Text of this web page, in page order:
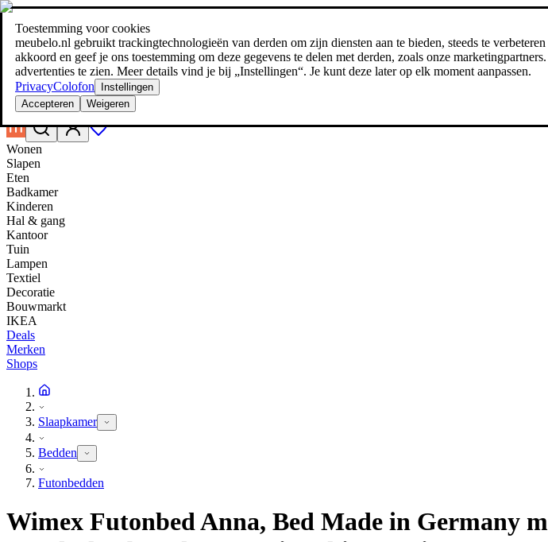
Toestemming voor cookies
meubelo.nl gebruikt trackingtechnologieën van derden om zijn diensten aan te bieden, steeds te
akkoord en geef je ons toestemming om deze gegevens te delen met derden, zoals onze
advertenties te zien. Meer details vind je bij „Instellingen“. Je kunt deze later op elk moment aanpassen.
PrivacyColofon
Instellingen
Accepteren
Weigeren
Zoeken
meubel jezelf de beste prijs!meubel jezelf de beste prijs!
Wonen
Slapen
Eten
Badkamer
Kinderen
Hal & gang
Kantoor
Tuin
Lampen
Textiel
Decoratie
Bouwmarkt
IKEA
Deals
Merken
Shops
Slaapkamer
Bedden
Futonbedden
Wimex Futonbed Anna, Bed Made in Germany